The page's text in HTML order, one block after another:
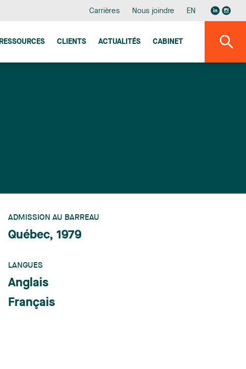
Carrières Nous joindre EN
RESSOURCES CLIENTS ACTUALITÉS CABINET
ADMISSION AU BARREAU
Québec, 1979
LANGUES
Anglais
Français